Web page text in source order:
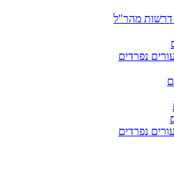
דרשות מהר"ל
נפרדים
נפרדים